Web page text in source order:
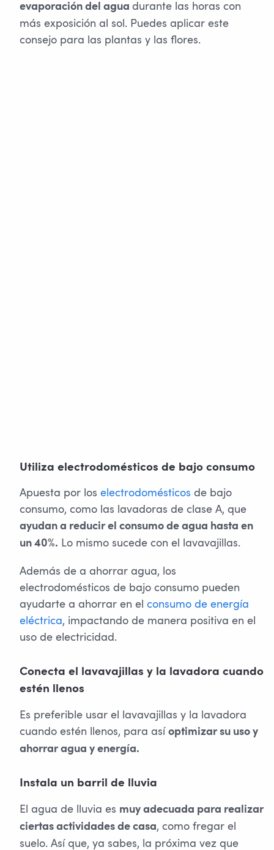
evaporación del agua durante las horas con
más exposición al sol. Puedes aplicar este
consejo para las plantas y las flores.
Utiliza electrodomésticos de bajo consumo
Apuesta por los electrodomésticos de bajo
consumo, como las lavadoras de clase A, que
ayudan a reducir el consumo de agua hasta en
un 40%. Lo mismo sucede con el lavavajillas.
Además de a ahorrar agua, los
electrodomésticos de bajo consumo pueden
ayudarte a ahorrar en el consumo de energía
eléctrica, impactando de manera positiva en el
uso de electricidad.
Conecta el lavavajillas y la lavadora cuando
estén llenos
Es preferible usar el lavavajillas y la lavadora
cuando estén llenos, para así optimizar su uso y
ahorrar agua y energía.
Instala un barril de lluvia
El agua de lluvia es muy adecuada para realizar
ciertas actividades de casa, como fregar el
suelo. Así que, ya sabes, la próxima vez que